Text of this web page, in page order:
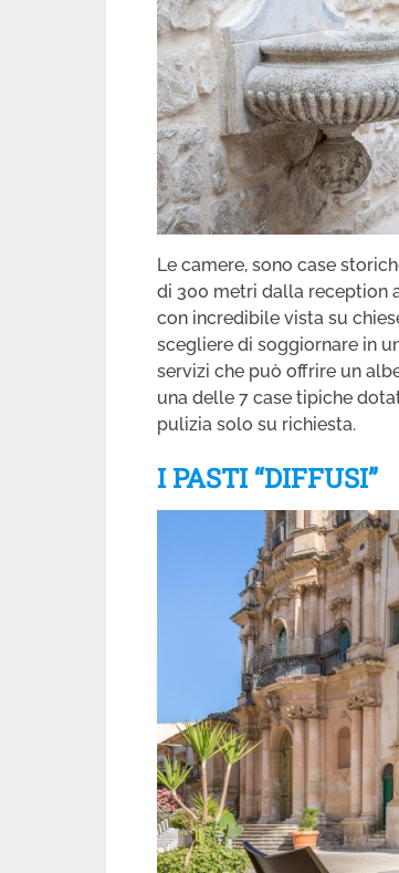
Le camere, sono case
di 300 metri dalla reception
con incredibile vista su
scegliere di soggiornare in
servizi che può offrire un
una delle 7 case tipiche
pulizia solo su richiesta.
I PASTI “DIFFUSI”